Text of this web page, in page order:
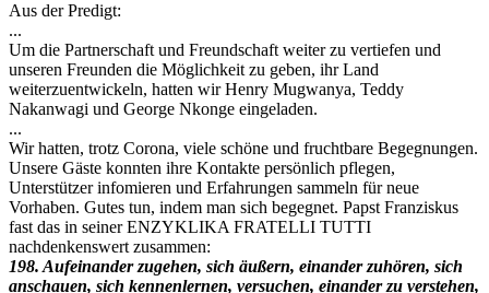
Aus der Predigt:
...
Um die Partnerschaft und Freundschaft weiter zu vertiefen und
unseren Freunden die Möglichkeit zu geben, ihr Land
weiterzuentwickeln, hatten wir Henry Mugwanya, Teddy
Nakanwagi und George Nkonge eingeladen.
...
Wir hatten, trotz Corona, viele schöne und fruchtbare Begegnungen.
Unsere Gäste konnten ihre Kontakte persönlich pflegen,
Unterstützer infomieren und Erfahrungen sammeln für neue
Vorhaben. Gutes tun, indem man sich begegnet. Papst Franziskus
fast das in seiner ENZYKLIKA FRATELLI TUTTI
nachdenkenswert zusammen:
198. Aufeinander zugehen, sich äußern, einander zuhören, sich
anschauen, sich kennenlernen, versuchen, einander zu verstehen,